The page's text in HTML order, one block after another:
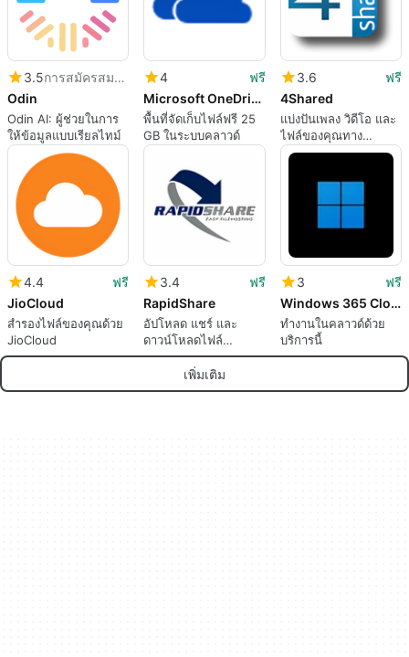
3.5
การสมัครสมาชิก
Odin
Odin AI: ผู้ช่วยในการ
ให้ข้อมูลแบบเรียลไทม์
4
ฟรี
Microsoft OneDrive
พื้นที่จัดเก็บไฟล์ฟรี 25
GB ในระบบคลาวด์
3.6
ฟรี
4Shared
แบ่งปันเพลง วิดีโอ และ
ไฟล์ของคุณทาง
ออนไลน์
4.4
ฟรี
JioCloud
สำรองไฟล์ของคุณด้วย
JioCloud
3.4
ฟรี
RapidShare
อัปโหลด แชร์ และ
ดาวน์โหลดไฟล์
ออนไลน์
3
ฟรี
Windows 365 Cloud PC
ทำงานในคลาวด์ด้วย
บริการนี้
เพิ่มเติม